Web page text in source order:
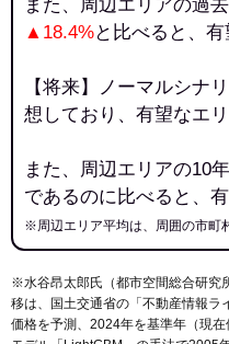
また、周辺エリアの過
▲18.4%と比べると、
【将来】ノーマルシナ
想しており、有望なエ
また、周辺エリアの10
であるのに比べると、
※周辺エリア平均は、周囲の市町
※水谷昂太郎氏（都市空間総合研究
移は、国土交通省の「 不動産情報ラ
価格を予測、2024年を基準年（現